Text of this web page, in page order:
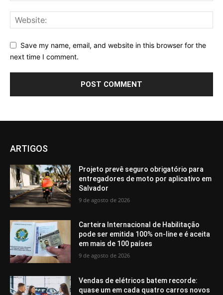
Save my name, email, and website in this browser for the
next time I comment.
ARTIGOS
Projeto prevê seguro obrigatório para
entregadores de moto por aplicativo em
Salvador
9 de agosto de 2026
Carteira Internacional de Habilitação
pode ser emitida 100% on-line e é aceita
em mais de 100 países
9 de agosto de 2026
Vendas de elétricos batem recorde:
quase um em cada quatro carros novos